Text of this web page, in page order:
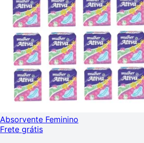
Absorvente Feminino
Frete grátis